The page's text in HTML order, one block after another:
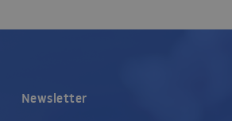
Newsletter